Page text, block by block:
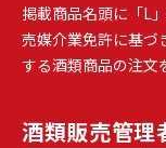
掲載商品名頭に「L
売媒介業免許に基づ
する酒類商品の注文
酒類販売管理